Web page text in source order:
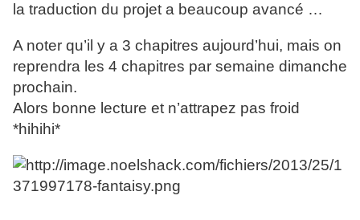
la traduction du projet a beaucoup avancé …
A noter qu’il y a 3 chapitres aujourd’hui, mais on
reprendra les 4 chapitres par semaine dimanche
prochain.
Alors bonne lecture et n’attrapez pas froid
*hihihi*